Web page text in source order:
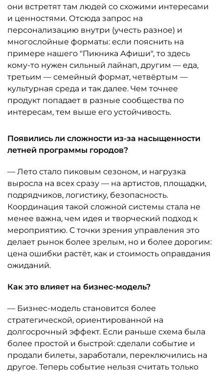
они встретят там людей со схожими интересами
и ценностями. Отсюда запрос на
персонализацию внутри (учесть разное) и
многослойные форматы: если пояснить на
примере нашего "Пикника Афиши", то здесь
кому-то нужен сильный лайнап, другим — еда,
третьим — семейный формат, четвёртым —
культурная среда и так далее. Чем точнее
продукт попадает в разные сообщества по
интересам, тем выше его устойчивость.
Появились ли сложности из-за насыщенности
летней программы городов?
— Лето стало пиковым сезоном, и нагрузка
выросла на всех сразу — на артистов, площадки,
подрядчиков, логистику, безопасность.
Координация такой сложной системы стала не
менее важна, чем идея и творческий подход к
мероприятию. С точки зрения управления это
делает рынок более зрелым, но и более дорогим:
цена ошибки растёт, как и стоимость оправдания
ожиданий.
Как это влияет на бизнес-модель?
— Бизнес-модель становится более
стратегической, ориентированной на
долгосрочный эффект. Если раньше схема была
более простой и быстрой: сделали событие и
продали билеты, заработали, переключились на
другое. Теперь событие нельзя считать только